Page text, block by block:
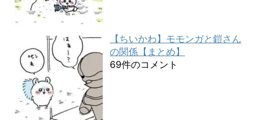
【ちいかわ】モモンガと鎧さん
の関係【まとめ】
69件のコメント